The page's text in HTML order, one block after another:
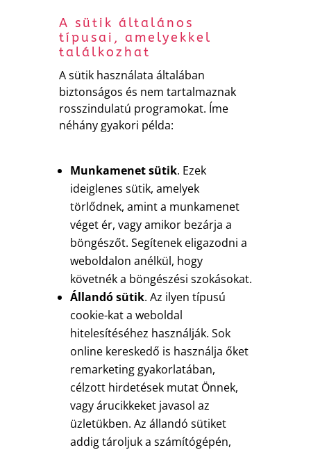
A sütik általános
típusai, amelyekkel
találkozhat
A sütik használata általában
biztonságos és nem tartalmaznak
rosszindulatú programokat. Íme
néhány gyakori példa:
Munkamenet sütik. Ezek
ideiglenes sütik, amelyek
törlődnek, amint a munkamenet
véget ér, vagy amikor bezárja a
böngészőt. Segítenek eligazodni a
weboldalon anélkül, hogy
követnék a böngészési szokásokat.
Állandó sütik. Az ilyen típusú
cookie-kat a weboldal
hitelesítéséhez használják. Sok
online kereskedő is használja őket
remarketing gyakorlatában,
célzott hirdetések mutat Önnek,
vagy árucikkeket javasol az
üzletükben. Az állandó sütiket
addig tároljuk a számítógépén,